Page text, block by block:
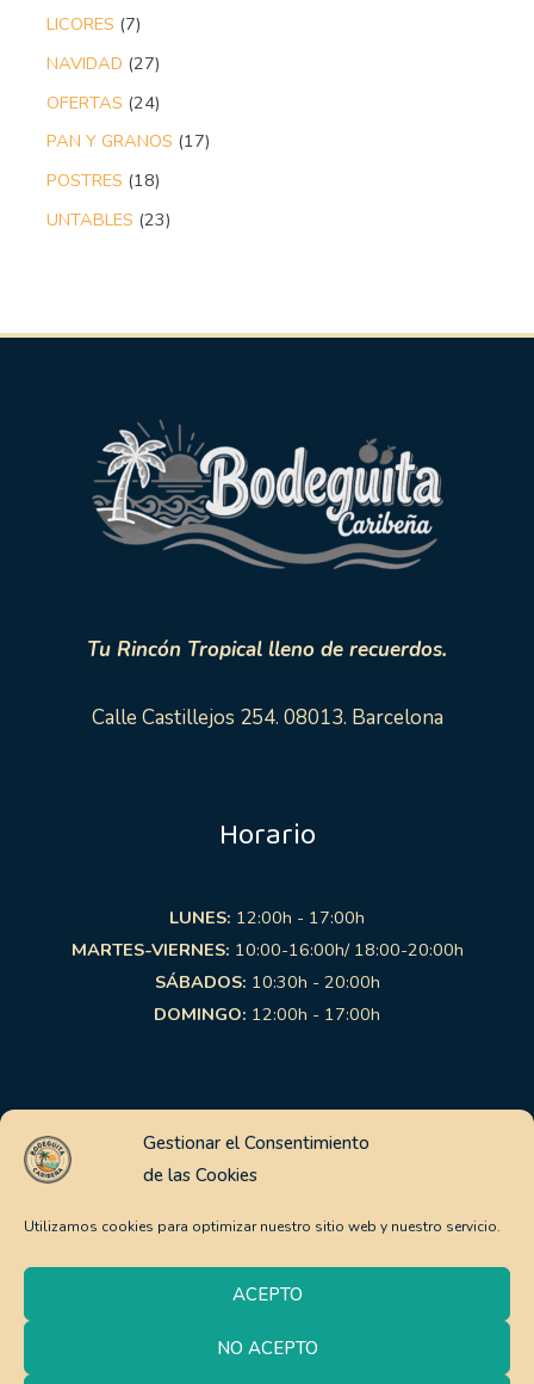
Gestionar el Consentimiento
de las Cookies
Utilizamos cookies para optimizar nuestro sitio web y nuestro servicio.
ACEPTO
NO ACEPTO
LICORES 7
NAVIDAD 27
OFERTAS 24
PAN Y GRANOS 17
POSTRES 18
UNTABLES 23
Tu Rincón Tropical lleno de recuerdos.
Calle Castillejos 254. 08013. Barcelona
Horario
LUNES: 12:00h - 17:00h
MARTES-VIERNES: 10:00-16:00h/ 18:00-20:00h
SÁBADOS: 10:30h - 20:00h
DOMINGO: 12:00h - 17:00h
Links de interés
Aviso Legal
Política de Privacidad
Pago Seguro